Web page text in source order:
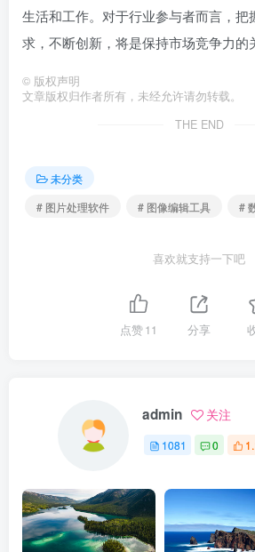
生活和工作。对于行业参与者而言，把
求，不断创新，将是保持市场竞争力的
© 版权声明
文章版权归作者所有，未经允许请勿转载。
THE END
未分类
# 图片处理软件
# 图像编辑工具 #
喜欢就支持一下吧
点赞11 分享
admin 关注
1081 0